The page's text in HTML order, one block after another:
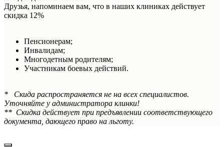
Друзья, напоминаем вам, что в наших клиниках действует
скидка 12%
Пенсионерам;
Инвалидам;
Многодетным родителям;
Участникам боевых действий.
* Скида распространяется не на всех специалистов.
Уточняйте у администратора клинки!
** Скидка действует при предъявлении соответствующего
документа, дающего право на льготу.